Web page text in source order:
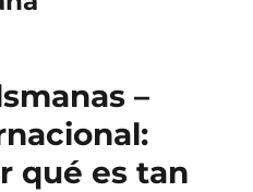
–
qué es tan